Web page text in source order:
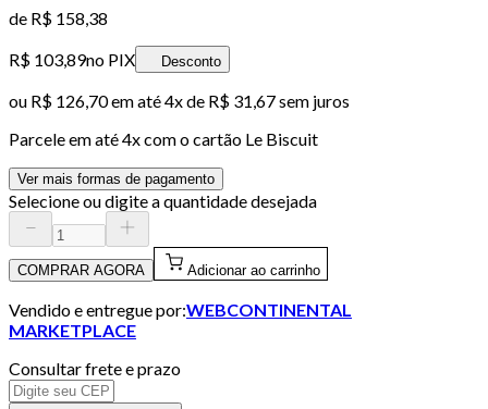
de R$ 158,38
R$ 103,89no PIX Desconto
ou R$ 126,70em até4x de R$ 31,67 sem juros
Parcele em até4x com o cartão Le Biscuit
Ver mais formas de pagamento
Selecione ou digite a quantidade desejada
COMPRAR AGORA Adicionar ao carrinho
Vendido e entregue por:WEBCONTINENTAL
MARKETPLACE
Consultar frete e prazo